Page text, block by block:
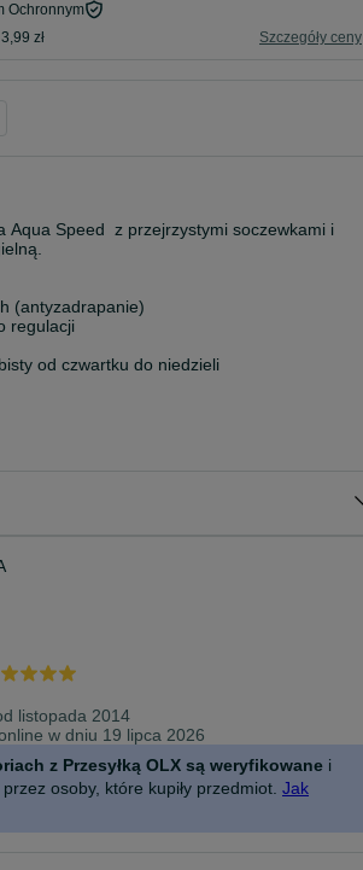
Ochronnym
zł Szczegóły ceny
Aqua Speed z przejrzystymi soczewkami i
(antyzadrapanie)
regulacji
od czwartku do niedzieli
listopada 2014
w dniu 19 lipca 2026
z Przesyłką OLX są weryfikowane i
osoby, które kupiły przedmiot. Jak